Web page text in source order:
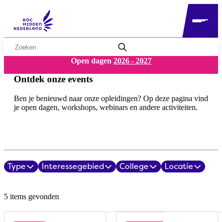
Zoekwoord
Open dagen 2026 - 2027
Ontdek onze events
Ben je benieuwd naar onze opleidingen? Op deze pagina vind
je open dagen, workshops, webinars en andere activiteiten.
Filters
Type Interessegebied College Locatie
Evenementenoverzicht
5 items gevonden